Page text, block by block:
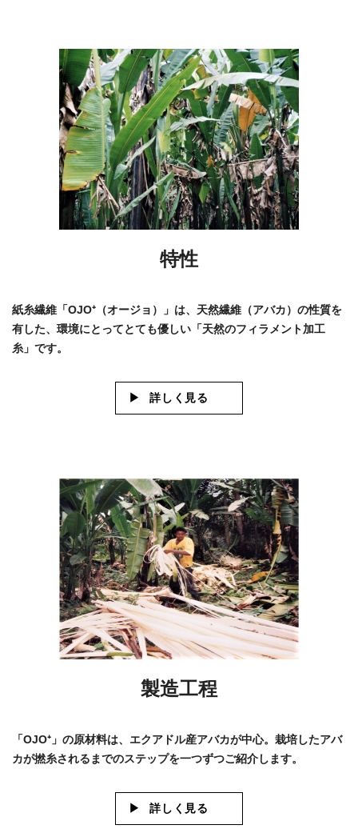
特性
紙糸繊維「OJO⁺（オージョ）」は、天然繊維（アバカ）の性質を
有した、環境にとってとても優しい「天然のフィラメント加工
糸」です。
詳しく見る
製造工程
「OJO⁺」の原材料は、エクアドル産アバカが中心。栽培したアバ
カが撚糸されるまでのステップを一つずつご紹介します。
詳しく見る